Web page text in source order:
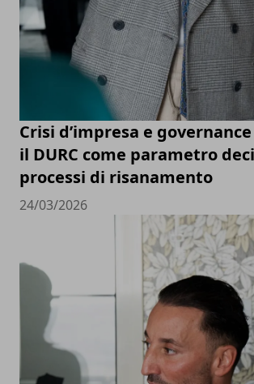
Crisi d’impresa e
il DURC come parametro
processi di risanamento
24/03/2026